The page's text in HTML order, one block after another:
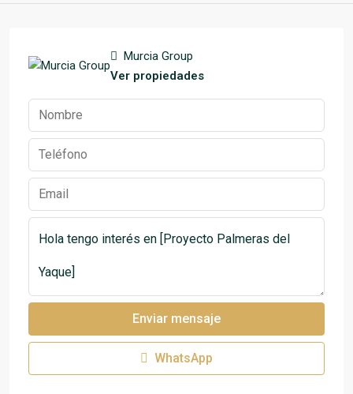
Murcia Group
Ver propiedades
Enviar mensaje
WhatsApp